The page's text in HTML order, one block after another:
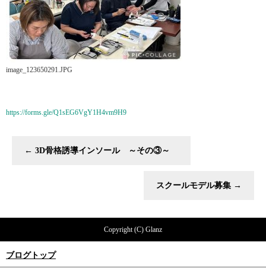
image_123650291.JPG
https://forms.gle/Q1sEG6VgY1H4vm9H9
← 3D骨格誘導インソール ～その③～
スクールモデル募集 →
Copyright (C) Glanz
ブログトップ